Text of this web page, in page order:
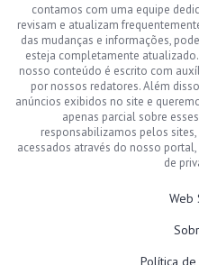
contamos com uma equipe
revisam e atualizam
das mudanças e informações,
esteja completamente
nosso conteúdo é escrito com
por nossos redatores. Além
anúncios exibidos no site e
apenas parcial sobre
responsabilizamos pelos
acessados através do nosso
de
Web
Política